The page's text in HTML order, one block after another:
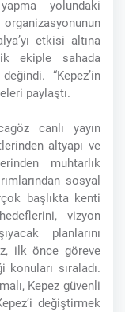
yolundaki
etkisi altına
ekiple sahada
“Kepez’in
paylaştı.
canlı yayın
altyapı ve
muhtarlık
sosyal
başlıkta kenti
vizyon
planlarını
ilk önce göreve
sıraladı.
Kepez güvenli
değiştirmek